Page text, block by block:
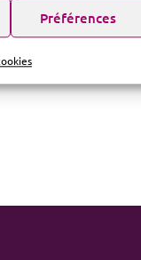
Préférences